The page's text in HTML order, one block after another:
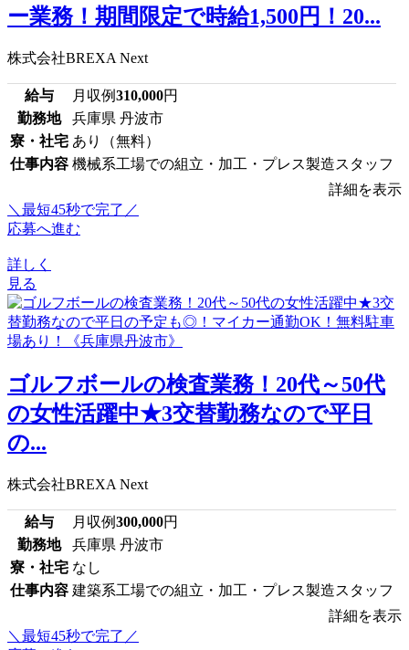
ー業務！期間限定で時給1,500円！20...
株式会社BREXA Next
給与 月収例310,000円
勤務地
兵庫県 丹波市
寮・社宅 あり（無料）
仕事内容 機械系工場での組立・加工・プレス製造スタッフ
詳細を表示
＼最短45秒で完了／
応募へ進む
詳しく
見る
ゴルフボールの検査業務！20代～50代
の女性活躍中★3交替勤務なので平日
の...
株式会社BREXA Next
給与 月収例300,000円
勤務地
兵庫県 丹波市
寮・社宅 なし
仕事内容 建築系工場での組立・加工・プレス製造スタッフ
詳細を表示
＼最短45秒で完了／